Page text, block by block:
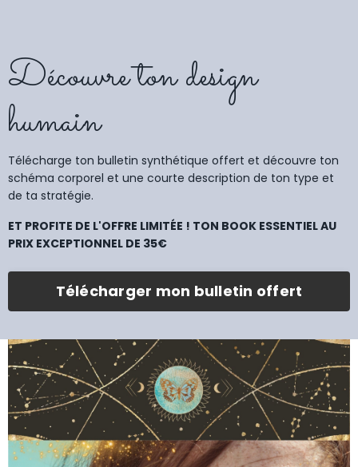
Découvre ton design
humain
Télécharge ton bulletin synthétique offert et découvre ton
schéma corporel et une courte description de ton type et
de ta stratégie.
ET PROFITE DE L'OFFRE LIMITÉE ! TON BOOK ESSENTIEL AU
PRIX EXCEPTIONNEL DE 35€
Télécharger mon bulletin offert